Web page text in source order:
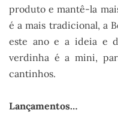
produto e mantê-la
é a mais tradicional, a
este ano e a ideia e
verdinha é a mini,
cantinhos.
Lançamentos…